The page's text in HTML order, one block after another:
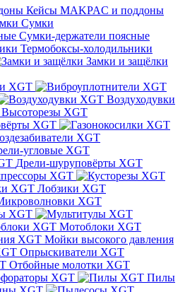
Кейсы MAKPAC и поддоны
Сумки
Сумки-держатели поясные
Термобоксы-холодильники
Замки и защёлки
XGT
Воздуходувки
Высоторезы XGT
XGT
угловые XGT
Дрели-шуруповёрты XGT
XGT
Лобзики XGT
XGT
XGT
Мотоблоки XGT
Мойки высокого давления
Опрыскиватели XGT
Отбойные молотки XGT
XGT
Пилы